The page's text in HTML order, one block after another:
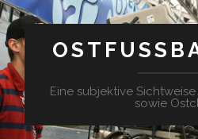
Eine subjektive
sowie